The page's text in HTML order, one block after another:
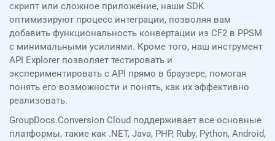
скрипт или сложное приложение, наши SDK
оптимизируют процесс интеграции, позволяя вам
добавить функциональность конвертации из CF2 в PPSM
с минимальными усилиями. Кроме того, наш инструмент
API Explorer позволяет тестировать и
экспериментировать с API прямо в браузере, помогая
понять его возможности и понять, как их эффективно
реализовать.
GroupDocs.Conversion Cloud поддерживает все основные
платформы, такие как .NET, Java, PHP, Ruby, Python, Android,